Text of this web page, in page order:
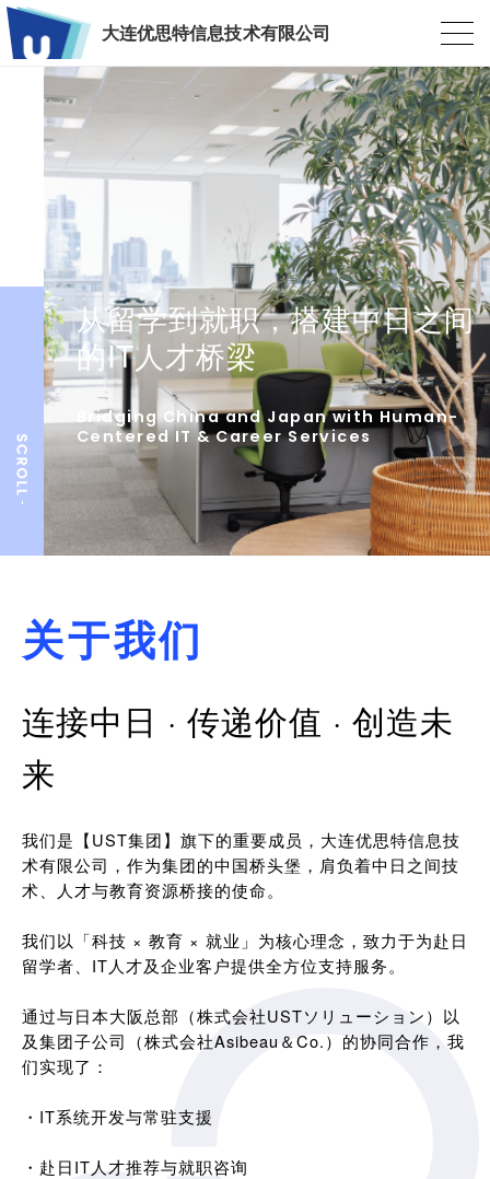
大连优思特信息技术有限公司
从留学到就职，搭建中日之间
的IT人才桥梁
Bridging China and Japan with Human-
Centered IT & Career Services
关于我们
连接中日 · 传递价值 · 创造未
来
我们是【UST集团】旗下的重要成员，大连优思特信息技
术有限公司，作为集团的中国桥头堡，肩负着中日之间技
术、人才与教育资源桥接的使命。
我们以「科技 × 教育 × 就业」为核心理念，致力于为赴日
留学者、IT人才及企业客户提供全方位支持服务。
通过与日本大阪总部（株式会社USTソリューション）以
及集团子公司（株式会社Asibeau＆Co.）的协同合作，我
们实现了：
・IT系统开发与常驻支援
・赴日IT人才推荐与就职咨询